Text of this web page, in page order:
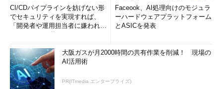
CI/CDパイプラインを妨げない形
でセキュリティを実現すれば、
「開発者や運用担当者に嫌われな
Faceook、AI処理向けのモジュラ
ーハードウェアプラットフォーム
とASICを発表
大阪ガスが月2000時間の共有作業を削減！ 現場の
AI活用術
PR(ITmedia エンタープライズ)